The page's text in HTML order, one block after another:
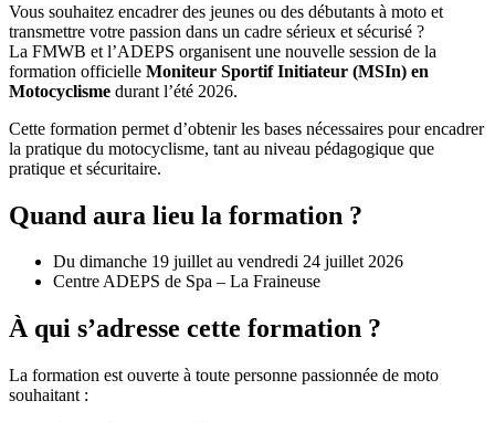
Vous souhaitez encadrer des jeunes ou des débutants à moto et
transmettre votre passion dans un cadre sérieux et sécurisé ?
La FMWB et l’ADEPS organisent une nouvelle session de la
formation officielle Moniteur Sportif Initiateur (MSIn) en
Motocyclisme durant l’été 2026.
Cette formation permet d’obtenir les bases nécessaires pour encadrer
la pratique du motocyclisme, tant au niveau pédagogique que
pratique et sécuritaire.
Quand aura lieu la formation ?
Du dimanche 19 juillet au vendredi 24 juillet 2026
Centre ADEPS de Spa – La Fraineuse
À qui s’adresse cette formation ?
La formation est ouverte à toute personne passionnée de moto
souhaitant :